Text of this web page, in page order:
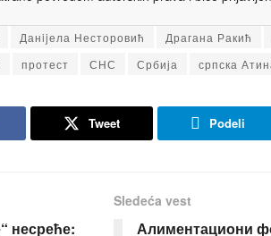
Данijела Несторовић Драгана Ракић
протест СНС Србија српска
Tweet Podeli
несреће:
Sledeća vest
Алиментациони